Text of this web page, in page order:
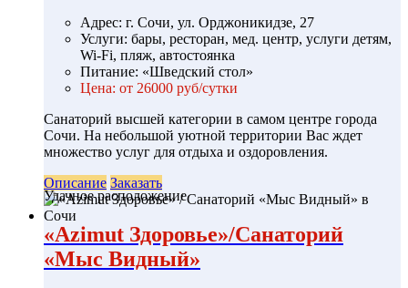
Адрес: г. Сочи, ул. Орджоникидзе, 27
Услуги: бары, ресторан, мед. центр, услуги детям,
Wi-Fi, пляж, автостоянка
Питание: «Шведский стол»
Цена: от 26000 руб/сутки
Санаторий высшей категории в самом центре города
Сочи. На небольшой уютной территории Вас ждет
множество услуг для отдыха и оздоровления.
Описание Заказать
Удачное расположение
«Azimut Здоровье»/Санаторий
«Мыс Видный»